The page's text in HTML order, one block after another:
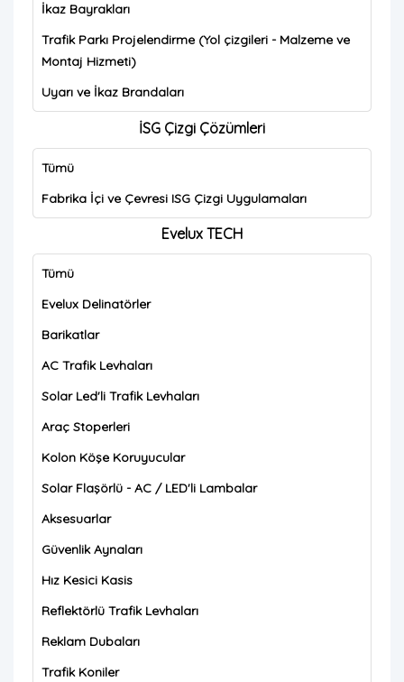
İkaz Bayrakları
Trafik Parkı Projelendirme (Yol çizgileri - Malzeme ve
Montaj Hizmeti)
Uyarı ve İkaz Brandaları
İSG Çizgi Çözümleri
Tümü
Fabrika İçi ve Çevresi ISG Çizgi Uygulamaları
Evelux TECH
Tümü
Evelux Delinatörler
Barikatlar
AC Trafik Levhaları
Solar Led'li Trafik Levhaları
Araç Stoperleri
Kolon Köşe Koruyucular
Solar Flaşörlü - AC / LED'li Lambalar
Aksesuarlar
Güvenlik Aynaları
Hız Kesici Kasis
Reflektörlü Trafik Levhaları
Reklam Dubaları
Trafik Koniler